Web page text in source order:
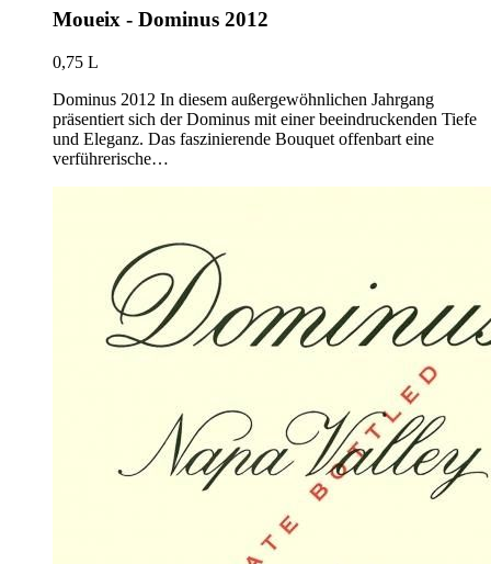
Moueix - Dominus 2012
0,75 L
Dominus 2012 In diesem außergewöhnlichen Jahrgang
präsentiert sich der Dominus mit einer beeindruckenden Tiefe
und Eleganz. Das faszinierende Bouquet offenbart eine
verführerische…